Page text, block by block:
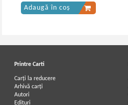
Adaugă în coș
Printre Carti
Carți la reducere
Arhivă carți
Autori
Edituri